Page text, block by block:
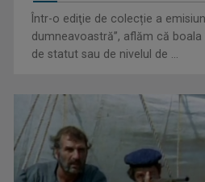
Octavian Cotescu, în rolul
misterul unei ...
Într-o ediţie de colecție a
dumneavoastră”, aflăm că
de statut sau de nivelul de ...